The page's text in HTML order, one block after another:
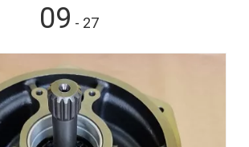
09 - 27